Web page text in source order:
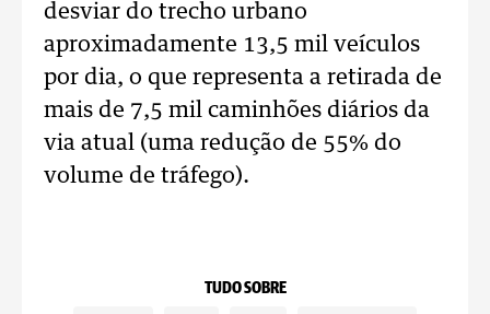
desviar do trecho urbano
aproximadamente 13,5 mil veículos
por dia, o que representa a retirada de
mais de 7,5 mil caminhões diários da
via atual (uma redução de 55% do
volume de tráfego).
TUDO SOBRE